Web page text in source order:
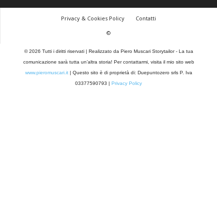
Privacy & Cookies Policy
Contatti
©
© 2026 Tutti i diritti riservati | Realizzato da Piero Muscari Storytailor - La tua
comunicazione sarà tutta un’altra storia! Per contattarmi, visita il mio sito web
www.pieromuscari.it| Questo sito è di proprietà di: Duepuntozero srls P. Iva
03377590793 | Privacy Policy